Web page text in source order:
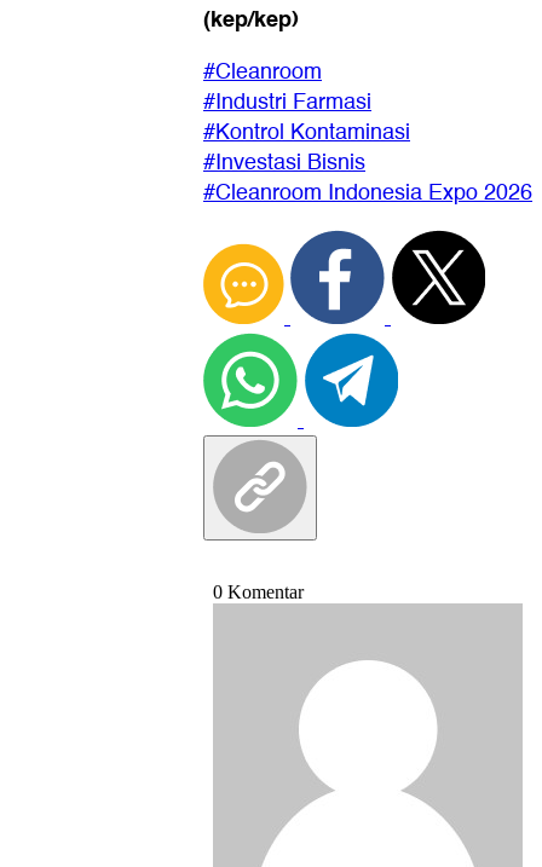
(kep/kep)
#Cleanroom
#Industri Farmasi
#Kontrol Kontaminasi
#Investasi Bisnis
#Cleanroom Indonesia Expo 2026